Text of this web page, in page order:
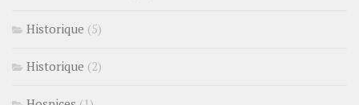
Historique (5)
Historique (2)